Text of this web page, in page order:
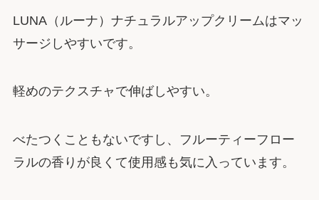
LUNA（ルーナ）ナチュラルアップクリームはマッ
サージしやすいです。
軽めのテクスチャで伸ばしやすい。
べたつくこともないですし、フルーティーフロー
ラルの香りが良くて使用感も気に入っています。